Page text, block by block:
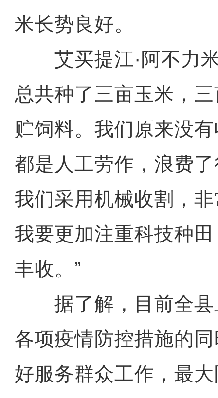
米长势良好。
艾买提江·阿不力米
总共种了三亩玉米，
贮饲料。我们原来没
都是人工劳作，浪费
我们采用机械收割，
我要更加注重科技种
丰收。”
据了解，目前全县
各项疫情防控措施的
好服务群众工作，最